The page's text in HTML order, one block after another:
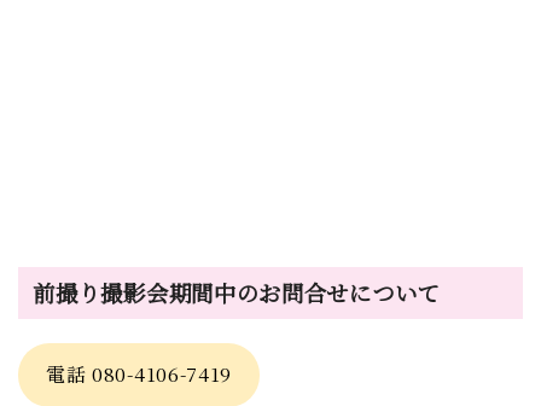
前撮り撮影会期間中のお問合せについて
電話 080-4106-7419